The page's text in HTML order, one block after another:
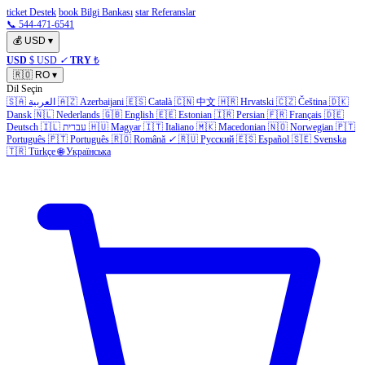
ticket Destek book Bilgi Bankası star Referanslar
📞 544-471-6541
💰 USD ▾
USD $ USD ✓ TRY ₺
🇷🇴 RO ▾
Dil Seçin
🇸🇦 العربية 🇦🇿 Azerbaijani 🇪🇸 Català 🇨🇳 中文 🇭🇷 Hrvatski 🇨🇿 Čeština 🇩🇰
Dansk 🇳🇱 Nederlands 🇬🇧 English 🇪🇪 Estonian 🇮🇷 Persian 🇫🇷 Français 🇩🇪
Deutsch 🇮🇱 עברית 🇭🇺 Magyar 🇮🇹 Italiano 🇲🇰 Macedonian 🇳🇴 Norwegian 🇵🇹
Português 🇵🇹 Português 🇷🇴 Română ✓ 🇷🇺 Русский 🇪🇸 Español 🇸🇪 Svenska
🇹🇷 Türkçe 🌐 Українська